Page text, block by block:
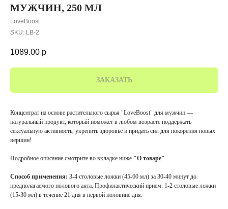
МУЖЧИН, 250 МЛ
LoveBoost
SKU: LB-2
1089.00 р
ЗАКАЗАТЬ
Концентрат на основе растительного сырья "LoveBoost" для мужчин —
натуральный продукт, который поможет в любом возрасте поддержать
сексуальную активность, укрепить здоровье и придать сил для покорения новых
вершин!
Подробное описание смотрите во вкладке ниже "О товаре"
Способ применения: 3-4 столовые ложки (45-60 мл) за 30-40 минут до
предполагаемого полового акта. Профилактический прием: 1-2 столовые ложки
(15-30 мл) в течение 21 дня в первой половине дня.